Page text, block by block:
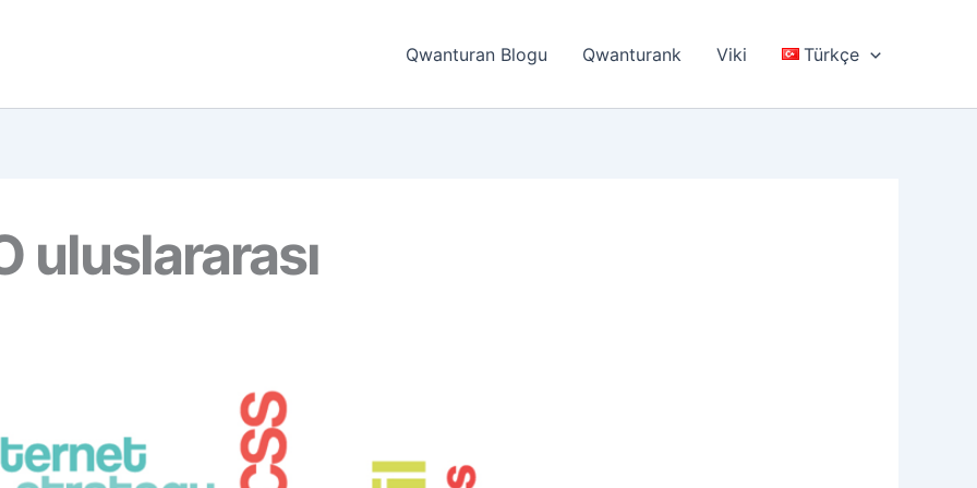
Qwanturan Blogu Qwanturank Viki Türkçe
uluslararası